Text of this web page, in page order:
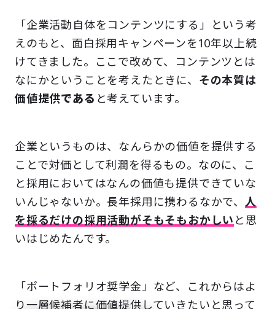
「企業活動自体をコンテンツにする」という考
えのもと、面白採用キャンペーンを10年以上続
けてきました。ここで改めて、コンテンツとは
なにかということを考えたときに、 その本質は
価値提供である と考えています。
企業というものは、なんらかの価値を提供する
ことで対価として利潤を得るもの。なのに、こ
と採用においてはなんの価値も提供できていな
いんじゃないか。長年採用に携わるなかで、 人
を採るだけの採用活動がそもそもおかしい と思
いはじめたんです。
「ポートフォリオ奨学金」など、これからはよ
り一層候補者に価値提供していきたいと思って